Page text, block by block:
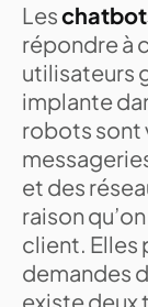
Les
répondre à
utilisateurs
implante
robots sont
et des
raison
client. Elles
demandes
existe deux